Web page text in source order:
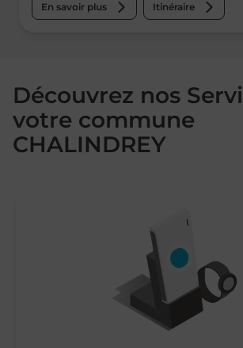
En savoir plus Itinéraire
Découvrez nos
votre commune
CHALINDREY